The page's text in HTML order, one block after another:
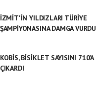
İZMİT'İN YILDIZLARI TÜRİYE
ŞAMPİYONASINA DAMGA VURDU
KOBİS, BİSİKLET SAYISINI 710’A
ÇIKARDI